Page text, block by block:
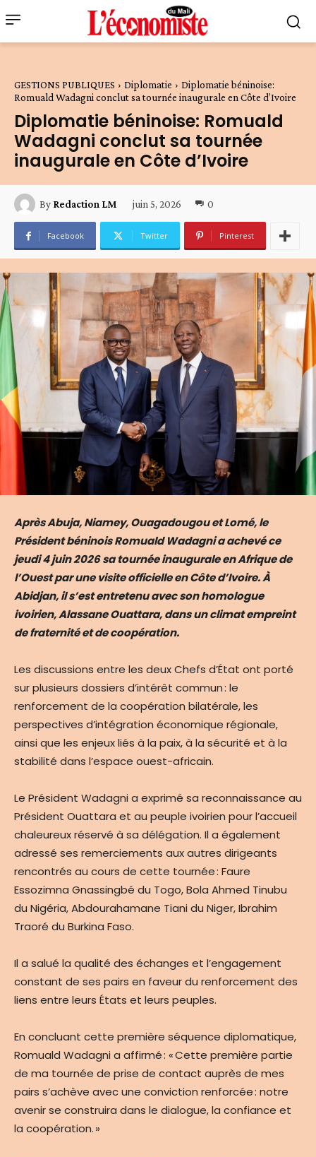
GESTIONS PUBLIQUES Diplomatie
Diplomatie béninoise:
Romuald Wadagni conclut sa tournée inaugurale en Côte d’Ivoire
Diplomatie béninoise: Romuald
Wadagni conclut sa tournée
inaugurale en Côte d’Ivoire
By Redaction LM juin 5, 2026 0
Facebook Twitter Pinterest
Après Abuja, Niamey, Ouagadougou et Lomé, le
Président béninois Romuald Wadagni a achevé ce
jeudi 4 juin 2026 sa tournée inaugurale en Afrique de
l’Ouest par une visite officielle en Côte d’Ivoire. À
Abidjan, il s’est entretenu avec son homologue
ivoirien, Alassane Ouattara, dans un climat empreint
de fraternité et de coopération.
Les discussions entre les deux Chefs d’État ont porté
sur plusieurs dossiers d’intérêt commun : le
renforcement de la coopération bilatérale, les
perspectives d’intégration économique régionale,
ainsi que les enjeux liés à la paix, à la sécurité et à la
stabilité dans l’espace ouest-africain.
Le Président Wadagni a exprimé sa reconnaissance au
Président Ouattara et au peuple ivoirien pour l’accueil
chaleureux réservé à sa délégation. Il a également
adressé ses remerciements aux autres dirigeants
rencontrés au cours de cette tournée : Faure
Essozimna Gnassingbé du Togo, Bola Ahmed Tinubu
du Nigéria, Abdourahamane Tiani du Niger, Ibrahim
Traoré du Burkina Faso.
Il a salué la qualité des échanges et l’engagement
constant de ses pairs en faveur du renforcement des
liens entre leurs États et leurs peuples.
En concluant cette première séquence diplomatique,
Romuald Wadagni a affirmé : « Cette première partie
de ma tournée de prise de contact auprès de mes
pairs s’achève avec une conviction renforcée : notre
avenir se construira dans le dialogue, la confiance et
la coopération. »